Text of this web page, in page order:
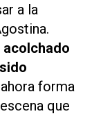
a la
acolchado
forma
que